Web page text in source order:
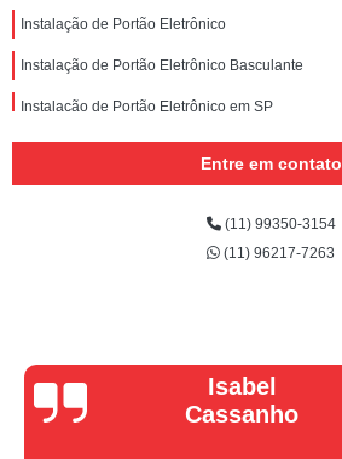
Instalação de Portão Eletrônico
Instalação de Portão Eletrônico Basculante
Instalação de Portão Eletrônico em SP
Entre em contato
(11) 99350-3154
(11) 96217-7263
Vera Maria